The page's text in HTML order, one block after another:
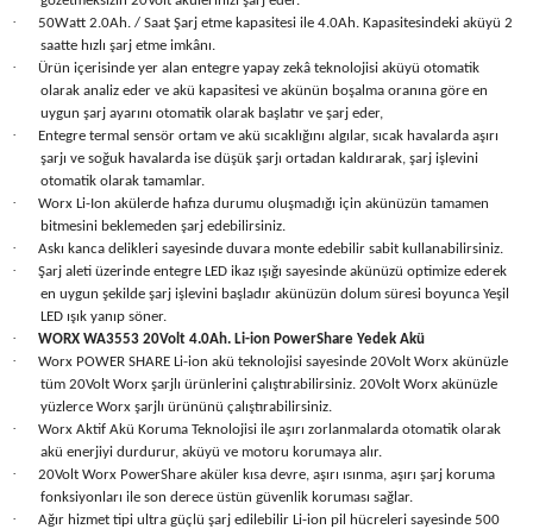
Seyahat Ürünleri
Taraklar ve Fırçalar
Konserve Yaş Mamalar
Yan Keski
Zımba Tabancaları
Planyalar
Polisaj Makinesi
Raspalar
Seramik Kesme Makineleri
Sıcak Hava Tabancaları
Silikon ve Mum Tabancaları
Somun Sıkma Makineleri
Taşlamalar
·
50Watt 2.0Ah. / Saat Şarj etme kapasitesi ile 4.0Ah. Kapasitesindeki aküyü 2
saatte hızlı şarj etme imkânı.
·
Ürün içerisinde yer alan entegre yapay zekâ teknolojisi aküyü otomatik
olarak analiz eder ve akü kapasitesi ve akünün boşalma oranına göre en
uygun şarj ayarını otomatik olarak başlatır ve şarj eder,
·
Entegre termal sensör ortam ve akü sıcaklığını algılar, sıcak havalarda aşırı
şarjı ve soğuk havalarda ise düşük şarjı ortadan kaldırarak, şarj işlevini
otomatik olarak tamamlar.
·
Worx Li-Ion akülerde hafıza durumu oluşmadığı için akünüzün tamamen
bitmesini beklemeden şarj edebilirsiniz.
· Askı kanca delikleri sayesinde duvara monte edebilir sabit kullanabilirsiniz.
·
Şarj aleti üzerinde entegre LED ikaz ışığı sayesinde akünüzü optimize ederek
en uygun şekilde şarj işlevini başladır akünüzün dolum süresi boyunca Yeşil
LED ışık yanıp söner.
· WORX WA3553 20Volt 4.0Ah. Li-ion PowerShare Yedek Akü
·
Worx POWER SHARE Li-ion akü teknolojisi sayesinde 20Volt Worx akünüzle
tüm 20Volt Worx şarjlı ürünlerini çalıştırabilirsiniz. 20Volt Worx akünüzle
yüzlerce Worx şarjlı ürününü çalıştırabilirsiniz.
·
Worx Aktif Akü Koruma Teknolojisi ile aşırı zorlanmalarda otomatik olarak
akü enerjiyi durdurur, aküyü ve motoru korumaya alır.
·
20Volt Worx PowerShare aküler kısa devre, aşırı ısınma, aşırı şarj koruma
fonksiyonları ile son derece üstün güvenlik koruması sağlar.
·
Ağır hizmet tipi ultra güçlü şarj edilebilir Li-ion pil hücreleri sayesinde 500